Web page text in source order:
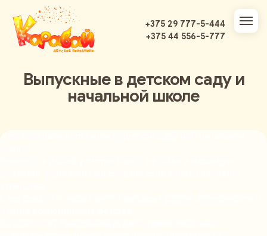
+375 29 777-5-444
+375 44 556-5-777
Выпускные в детском саду и
начальной школе
А вы отмечали выпускной в детском саду или начальной